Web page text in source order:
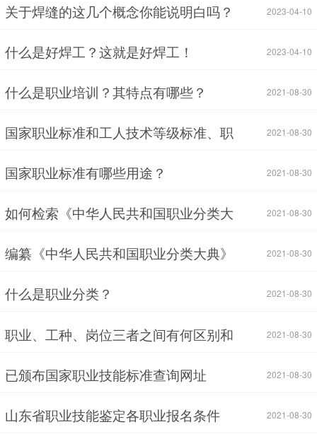
关于焊缝的这几个概念你能说明白吗？ 2023-04-10
什么是好焊工？这就是好焊工！ 2023-04-10
什么是职业培训？其特点有哪些？ 2021-08-30
国家职业标准和工人技术等级标准、职 2021-08-30
国家职业标准有哪些用途？ 2021-08-30
如何检索《中华人民共和国职业分类大 2021-08-30
编纂《中华人民共和国职业分类大典》 2021-08-30
什么是职业分类？ 2021-08-30
职业、工种、岗位三者之间有何区别和 2021-08-30
已颁布国家职业技能标准查询网址 2021-08-30
山东省职业技能鉴定各职业报名条件 2021-08-30